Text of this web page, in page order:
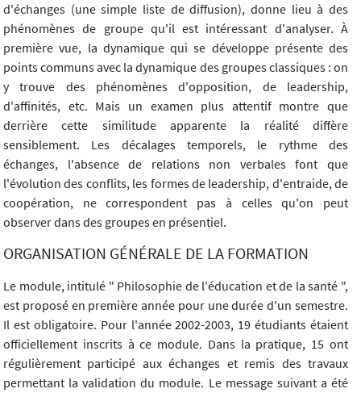
d'échanges (une simple liste de diffusion), donne lieu à des
phénomènes de groupe qu'il est intéressant d'analyser. À
première vue, la dynamique qui se développe présente des
points communs avec la dynamique des groupes classiques : on
y trouve des phénomènes d'opposition, de leadership,
d'affinités, etc. Mais un examen plus attentif montre que
derrière cette similitude apparente la réalité diffère
sensiblement. Les décalages temporels, le rythme des
échanges, l'absence de relations non verbales font que
l'évolution des conflits, les formes de leadership, d'entraide, de
coopération, ne correspondent pas à celles qu'on peut
observer dans des groupes en présentiel.
ORGANISATION GÉNÉRALE DE LA FORMATION
Le module, intitulé " Philosophie de l'éducation et de la santé ",
est proposé en première année pour une durée d'un semestre.
Il est obligatoire. Pour l'année 2002-2003, 19 étudiants étaient
officiellement inscrits à ce module. Dans la pratique, 15 ont
régulièrement participé aux échanges et remis des travaux
permettant la validation du module. Le message suivant a été